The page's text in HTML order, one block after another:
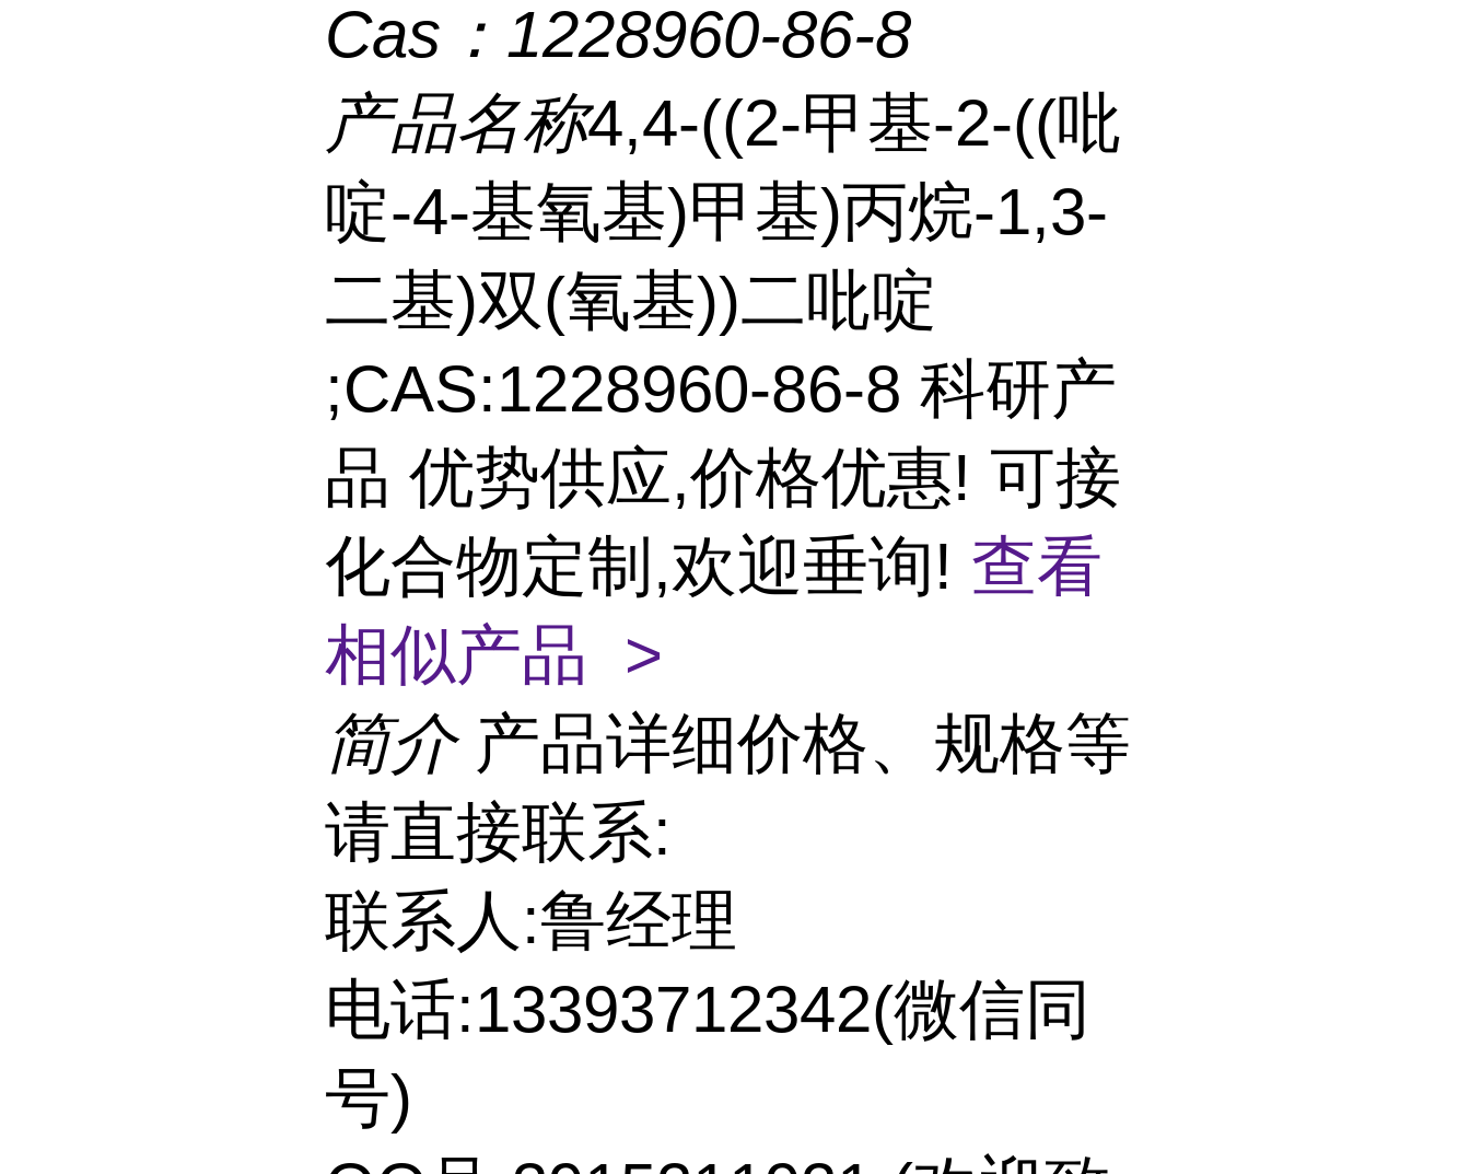
Cas： 1228960-86-8
产品名称4,4-((2-甲基-2-((吡
啶-4-基氧基)甲基)丙烷-1,3-
二基)双(氧基))二吡啶
;CAS:1228960-86-8 科研产
品 优势供应,价格优惠! 可接
化合物定制,欢迎垂询! 查看
相似产品 >
简介 产品详细价格、规格等
请直接联系:
联系人:鲁经理
电话:13393712342(微信同
号)